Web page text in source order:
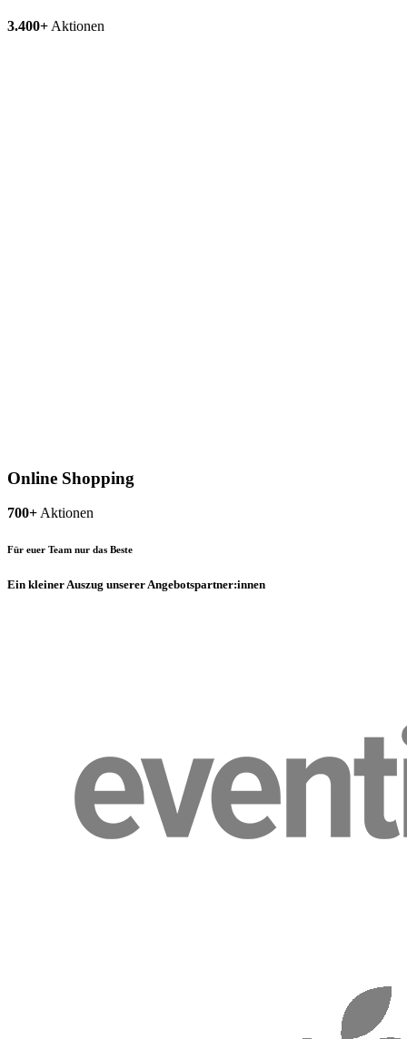
3.400+ Aktionen
Online Shopping
700+ Aktionen
Für euer Team nur das Beste
Ein kleiner Auszug unserer Angebotspartner:innen